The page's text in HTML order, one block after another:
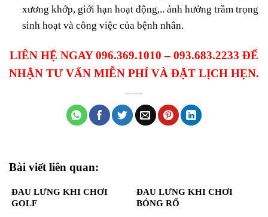
xương khớp, giới hạn hoạt động,.. ảnh hưởng trầm trọng
sinh hoạt và công việc của bệnh nhân.
LIÊN HỆ NGAY 096.369.1010 – 093.683.2233 ĐỂ
NHẬN TƯ VẤN MIỄN PHÍ VÀ ĐẶT LỊCH HẸN.
Bài viết liên quan:
ĐAU LƯNG KHI CHƠI
GOLF
ĐAU LƯNG KHI CHƠI
BÓNG RỔ